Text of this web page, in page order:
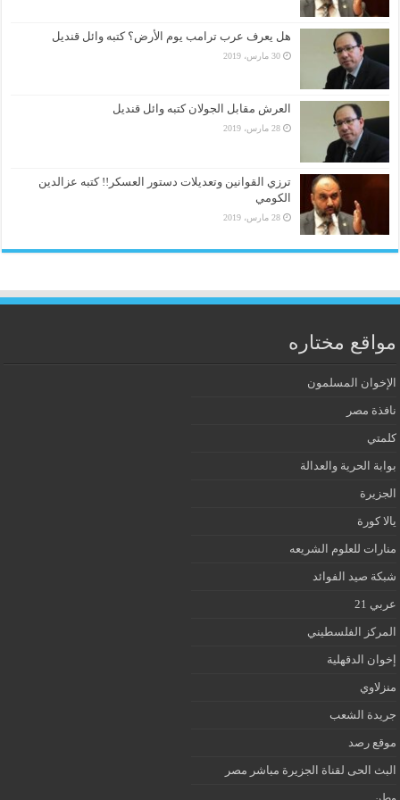
هل يعرف عرب ترامب يوم الأرض؟ كتبه وائل قنديل
30 مارس، 2019
العرش مقابل الجولان كتبه وائل قنديل
28 مارس، 2019
ترزي القوانين وتعديلات دستور العسكر!! كتبه عزالدين
الكومي
28 مارس، 2019
مواقع مختاره
الإخوان المسلمون
نافذة مصر
كلمتي
بوابة الحرية والعدالة
الجزيرة
يالا كورة
منارات للعلوم الشريعه
شبكة صيد الفوائد
عربي 21
المركز الفلسطيني
إخوان الدقهلية
منزلاوي
جريدة الشعب
موقع رصد
البث الحى لقناة الجزيرة مباشر مصر